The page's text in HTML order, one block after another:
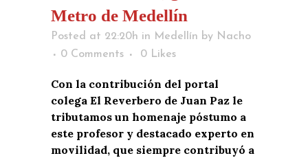
Metro de Medellín
Posted at 22:20h in Medellín by Nacho
0 Comments
0 Likes
Con la contribución del portal
colega El Reverbero de Juan Paz le
tributamos un homenaje póstumo a
este profesor y destacado experto en
movilidad, que siempre contribuyó a